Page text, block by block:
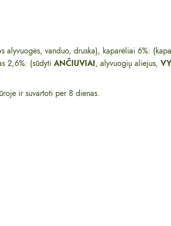
alyvuogės, vanduo, druska), kaparėliai 6%:
2,6%: (sūdyti ANČIUVIAI, alyvuogių aliejus,
ir suvartoti per 8 dienas.